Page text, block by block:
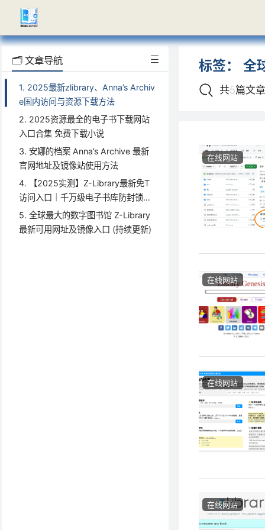
🗂️ 文章导航
1. 2025最新zlibrary、Anna’s Archiv
e国内访问与资源下载方法
2. 2025资源最全的电子书下载网站
入口合集 免费下载小说
3. 安娜的档案 Anna’s Archive 最新
官网地址及镜像站使用方法
4. 【2025实测】Z-Library最新免T
访问入口｜千万级电子书库防封锁访
问指南【全网镜像更新最快】
5. 全球最大的数字图书馆 Z-Library
最新可用网址及镜像入口 (持续更新)
标签：全
共5篇文章
在线网站
在线网站
在线网站
在线网站